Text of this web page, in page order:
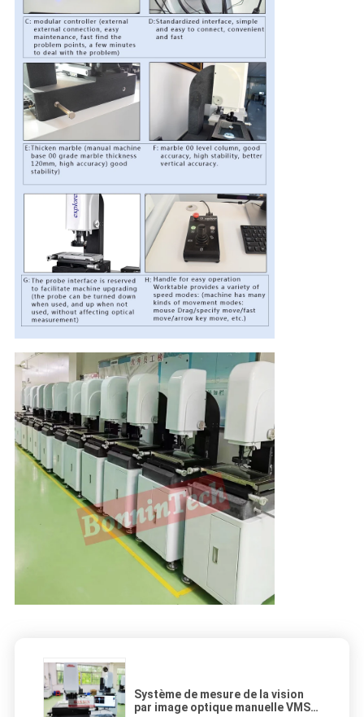
Système de mesure de la vision
par image optique manuelle VMS